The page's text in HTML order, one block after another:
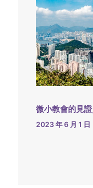
微小教會的見
2023 年 6 月 1 日